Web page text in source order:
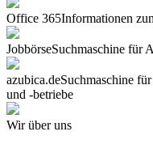
Office 365Informationen
JobbörseSuchmaschine für
azubica.deSuchmaschine
und -betriebe
Wir über uns